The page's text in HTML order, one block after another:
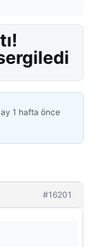
ay 1 hafta önce
#16201